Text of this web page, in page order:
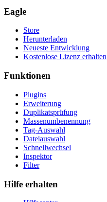
Eagle
Store
Herunterladen
Neueste Entwicklung
Kostenlose Lizenz erhalten
Funktionen
Plugins
Erweiterung
Duplikatsprüfung
Massenumbenennung
Tag-Auswahl
Dateiauswahl
Schnellwechsel
Inspektor
Filter
Hilfe erhalten